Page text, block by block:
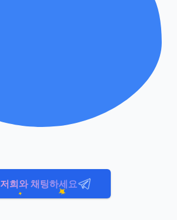
저희와 채팅하세요